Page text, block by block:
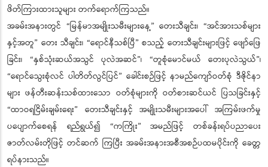
ဖိတ်ကြားထားသူများ တက်ရောက်ကြသည်။
အခမ်းအနားတွင် “မြန်မာအမျိုးသမီးများနေ့” တေးသီချင်း၊ “အင်အားသစ်များ
နှင့်အတူ” တေး သီချင်း၊ “ရောင်နီသစ်ပြီ” စသည့် တေးသီချင်းများဖြင့် ဖျော်ဖြေ
ခြင်း၊ “နှစ်သုံးဆယ်အသွင် ပုလဲအဆင်”၊ “တူစုံမောင်မယ် တေးပုလဲသွယ်”၊
“ရောင်သွေးစုံလင် ပါတိတ်လွင်ပြင်” ခေါင်းစဉ်ဖြင့် နာမည်ကျော်ဝတ်စုံ ဒီဇိုင်နာ
များ ဖန်တီးဆန်းသစ်ထားသော ဝတ်စုံများကို ဝတ်စားဆင်ယင် ပြသခြင်းနှင့်
“ထာဝရငြိမ်းချမ်းရေး” တေးသီချင်းနှင့် အမျိုးသမီးများအပေါ် အကြမ်းဖက်မှု
ပပျောက်စေရန် ရည်ရွယ်၍ “ကကြိုး” အမည်ဖြင့် တစ်ခန်းရပ်ပညာပေး
ဇာတ်လမ်းတိုဖြင့် တင်ဆက် ကြပြီး အခမ်းအနားအစီအစဉ်ပထမပိုင်းကို ခေတ္တ
ရပ်နားသည်။